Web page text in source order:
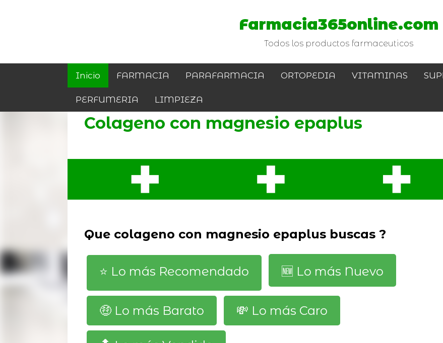
Farmacia365online.com
Todos los productos farmaceuticos
Inicio FARMACIA PARAFARMACIA ORTOPEDIA VITAMINAS
PERFUMERIA LIMPIEZA
Colageno con magnesio epaplus
Que colageno con magnesio epaplus buscas ?
⭐️ Lo más Recomendado 🆕️ Lo más Nuevo
🤑 Lo más Barato 💸 Lo más Caro